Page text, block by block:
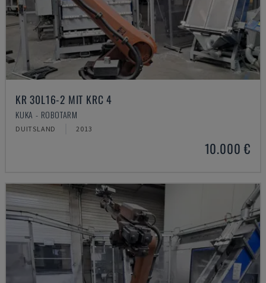
KR 30L16-2 MIT KRC 4
KUKA - ROBOTARM
DUITSLAND 2013
10.000 €